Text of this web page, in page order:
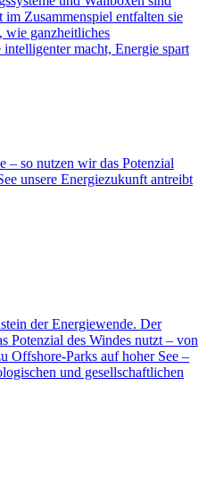
Zusammenspiel entfalten sie
wie ganzheitliches
macht, Energie spart
– so nutzen wir das Potenzial
unsere Energiezukunft antreibt
der Energiewende. Der
Potenzial des Windes nutzt – von
Offshore-Parks auf hoher See –
und gesellschaftlichen